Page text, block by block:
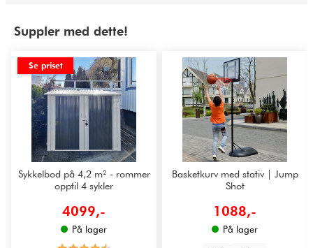
Suppler med dette!
Se priset
Sykkelbod på 4,2 m² - rommer
opptil 4 sykler
4099,-
På lager
Basketkurv med stativ | Jump
Shot
1088,-
På lager